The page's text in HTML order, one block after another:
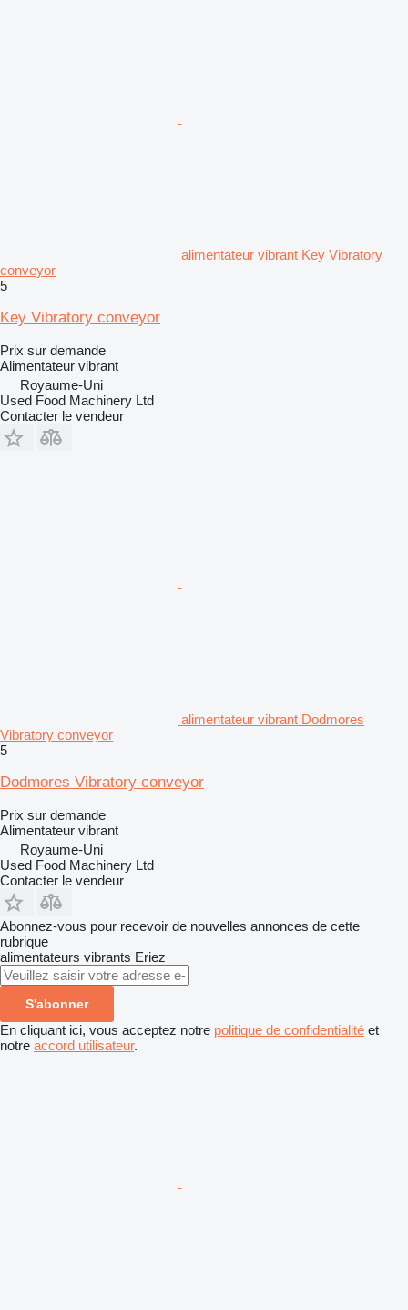
alimentateur vibrant Key Vibratory
conveyor
5
Key Vibratory conveyor
Prix sur demande
Alimentateur vibrant
Royaume-Uni
Used Food Machinery Ltd
Contacter le vendeur
alimentateur vibrant Dodmores
Vibratory conveyor
5
Dodmores Vibratory conveyor
Prix sur demande
Alimentateur vibrant
Royaume-Uni
Used Food Machinery Ltd
Contacter le vendeur
Abonnez-vous pour recevoir de nouvelles annonces de cette
rubrique
alimentateurs vibrants Eriez
S'abonner
En cliquant ici, vous acceptez notre politique de confidentialité et
notre accord utilisateur.